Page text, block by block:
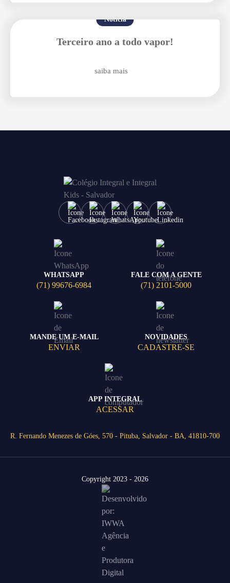
Notícia
Terceiro ano a todo vapor!
saiba mais
WHATSAPP
(71) 99676-6984
FALE COM A GENTE
(71) 2101-5000
MANDE UM E-MAIL
ENVIAR
NOVIDADES
CADASTRE-SE
APP INTEGRAL
ACESSAR
R. Fernando Menezes de Góes, 570 - Pituba, Salvador - BA, 41810-700
Copyright 2023 - 2026